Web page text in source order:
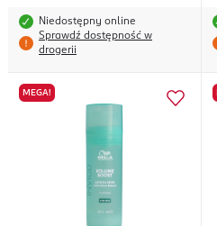
Niedostępny online
Sprawdź dostępność w
drogerii
MEGA!